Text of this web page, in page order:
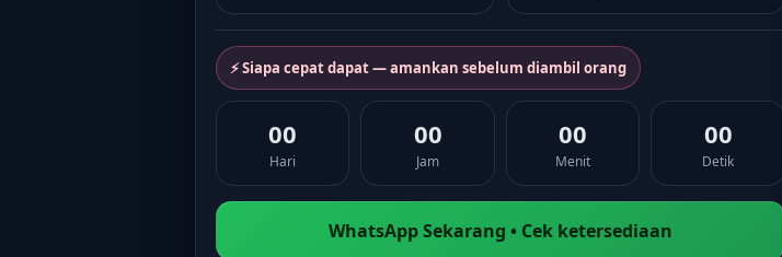
⚡ Siapa cepat dapat — amankan sebelum diambil orang
00
Hari
00
Jam
00
Menit
00
Detik
WhatsApp Sekarang • Cek ketersediaan